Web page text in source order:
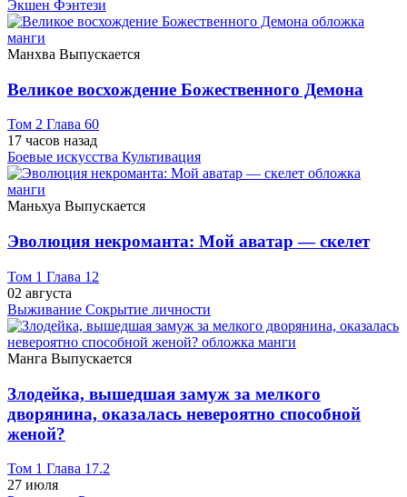
Экшен Фэнтези
Манхва Выпускается
Великое восхождение Божественного Демона
Том 2 Глава 60
17 часов назад
Боевые искусства Культивация
Маньхуа Выпускается
Эволюция некроманта: Мой аватар — скелет
Том 1 Глава 12
02 августа
Выживание Сокрытие личности
Манга Выпускается
Злодейка, вышедшая замуж за мелкого
дворянина, оказалась невероятно способной
женой?
Том 1 Глава 17.2
27 июля